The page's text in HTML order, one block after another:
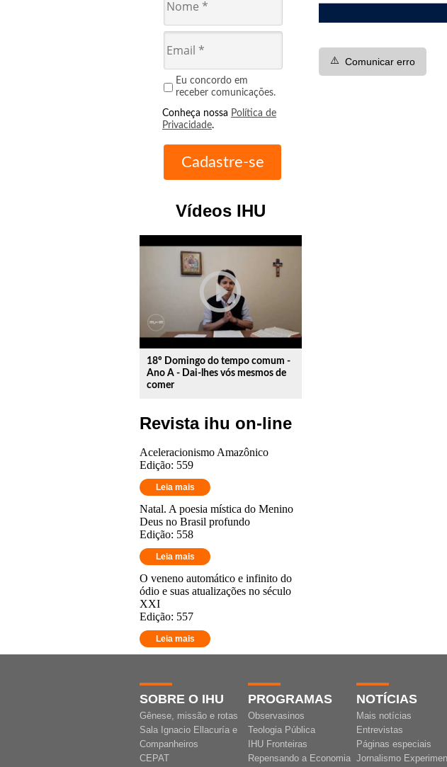
Eu concordo em
receber comunicações.
Conheça nossa Política de
Privacidade.
Vídeos IHU
play_circle_outline
18º Domingo do tempo comum -
Ano A - Dai-lhes vós mesmos de
comer
Revista ihu on-line
Aceleracionismo Amazônico
Edição: 559
Leia mais
Natal. A poesia mística do Menino
Deus no Brasil profundo
Edição: 558
Leia mais
O veneno automático e infinito do
ódio e suas atualizações no século
XXI
Edição: 557
Leia mais
⚠️ Comunicar erro
SOBRE O IHU
Gênese, missão e rotas
Sala Ignacio Ellacuría e
Companheiros
CEPAT
PROGRAMAS
Observasinos
Teologia Pública
IHU Fronteiras
Repensando a Economia
NOTÍCIAS
Mais notícias
Entrevistas
Páginas especiais
Jornalismo